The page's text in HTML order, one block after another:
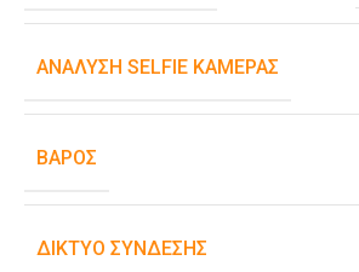
ΑΝΆΛΥΣΗ SELFIE ΚΆΜΕΡΑΣ
ΒΆΡΟΣ
ΔΊΚΤΥΟ ΣΎΝΔΕΣΗΣ